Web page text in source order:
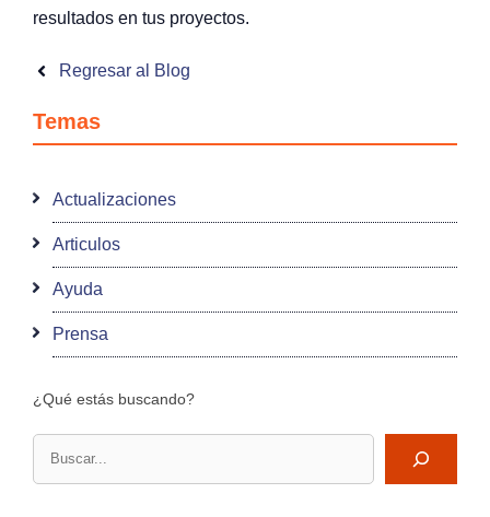
resultados en tus proyectos.
Regresar al Blog
Temas
Actualizaciones
Articulos
Ayuda
Prensa
¿Qué estás buscando?